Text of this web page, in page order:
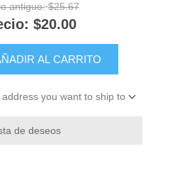
antiguo: $25.67
$20.00
AL CARRITO
you want to ship to
de deseos